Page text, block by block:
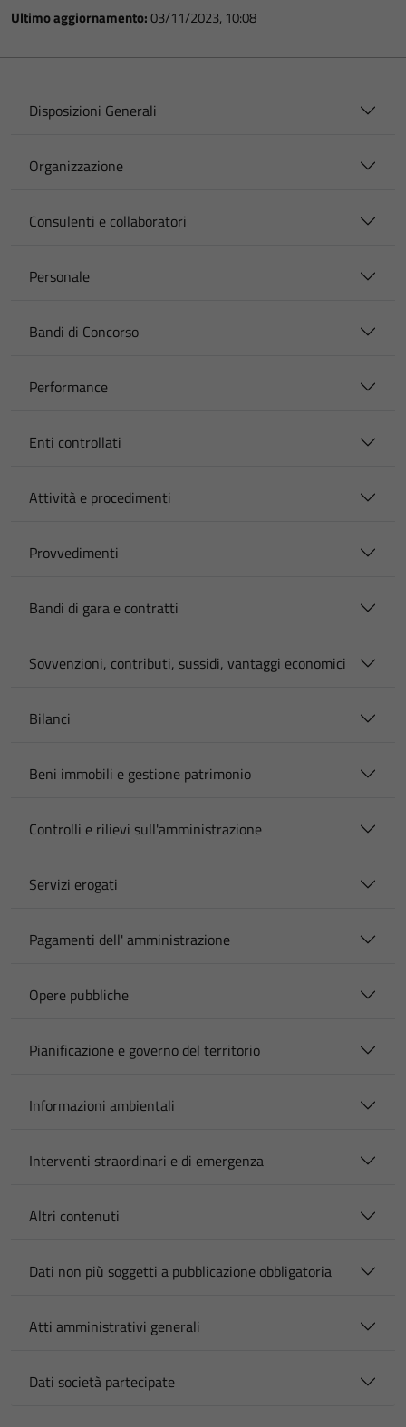
Ultimo aggiornamento:03/11/2023, 10:08
Disposizioni Generali
Organizzazione
Consulenti e collaboratori
Personale
Bandi di Concorso
Performance
Enti controllati
Attività e procedimenti
Provvedimenti
Bandi di gara e contratti
Sovvenzioni, contributi, sussidi, vantaggi economici
Bilanci
Beni immobili e gestione patrimonio
Controlli e rilievi sull'amministrazione
Servizi erogati
Pagamenti dell' amministrazione
Opere pubbliche
Pianificazione e governo del territorio
Informazioni ambientali
Interventi straordinari e di emergenza
Altri contenuti
Dati non più soggetti a pubblicazione obbligatoria
Atti amministrativi generali
Dati società partecipate